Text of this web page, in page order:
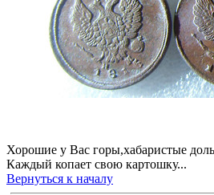
Хорошие у Вас горы,хабаристые
Каждый копает свою картошку...
Вернуться к началу